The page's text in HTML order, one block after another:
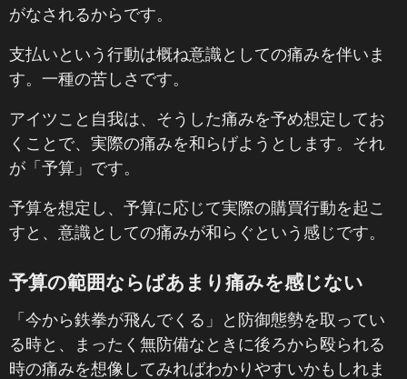
がなされるからです。
支払いという行動は概ね意識としての痛みを伴いま
す。一種の苦しさです。
アイツこと自我は、そうした痛みを予め想定してお
くことで、実際の痛みを和らげようとします。それ
が「予算」です。
予算を想定し、予算に応じて実際の購買行動を起こ
すと、意識としての痛みが和らぐという感じです。
予算の範囲ならばあまり痛みを感じない
「今から鉄拳が飛んでくる」と防御態勢を取ってい
る時と、まったく無防備なときに後ろから殴られる
時の痛みを想像してみればわかりやすいかもしれま